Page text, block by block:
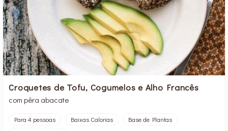
Croquetes de Tofu, Cogumelos e Alho Francês
com pêra abacate
Para 4 pessoas Baixas Calorias
Base de Plantas